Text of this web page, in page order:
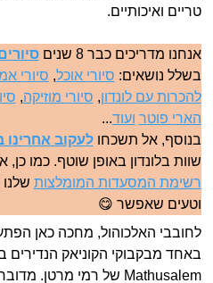
טריים ואיכותיים.
אנחנו מדריכים כבר 8 שנים
בשלל נושאים: סיורי אוכל, סיורי
להכרות עם לונדון, סיורי מוזיקה,
הארי פוטר ועוד...
בנוסף, אל תשכחולעקוב אחרינו
שוות בלונדון באופן שוטף. כמו
רשימת המסעדות המומלצות שלנו
וטעים שאפשר 😋
לחובבי האלכוהול, מחכה כאן